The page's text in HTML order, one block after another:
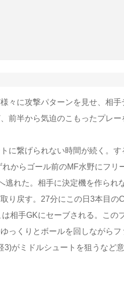
々に攻撃パターンを見せ、相手
前半から気迫のこもったプレー
に繋げられない時間が続く。す
からゴール前のMF水野にフリ
逃れた。相手に決定機を作られ
り戻す。27分にこの日3本目の
相手GKにセーブされる。この
っくりとボールを回しながらフ
3)がミドルシュートを狙うなど